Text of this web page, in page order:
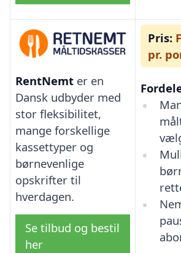
RentNemt er en
Dansk udbyder med
stor fleksibilitet,
mange forskellige
kassettyper og
børnevenlige
opskrifter til
hverdagen.
Se tilbud og bestil
her
Pris:
pr.